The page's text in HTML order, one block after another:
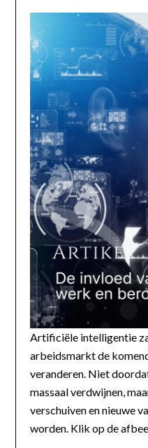
Artificiële intelligentie
arbeidsmarkt de
veranderen. Niet
massaal verdwijnen,
verschuiven en nieuwe
worden. Klik op de